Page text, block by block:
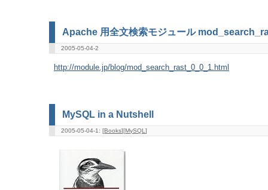
Apache 用全文検索モジュール
2005-05-04-2
http://module.jp/blog/mod_search_rast_0_0_1.html
MySQL in a Nutshell
2005-05-04-1: [Books][MySQL]